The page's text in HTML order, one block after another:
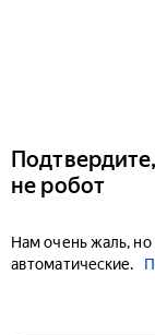
не робот
Нам очень жаль, но
автоматические.